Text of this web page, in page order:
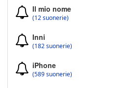
Il mio nome
(12 suonerie)
Inni
(182 suonerie)
iPhone
(589 suonerie)